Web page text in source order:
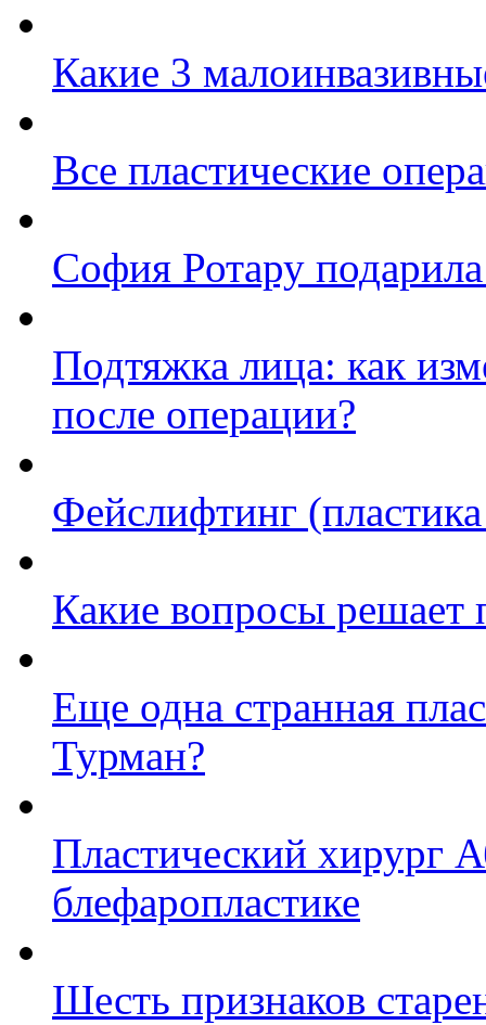
Какие 3
Все пластические
София Ротару
Подтяжка лица: как
после операции?
Фейслифтинг
Какие вопросы решает
Еще одна странная
Турман?
Пластический хирург
блефаропластике
Шесть признаков